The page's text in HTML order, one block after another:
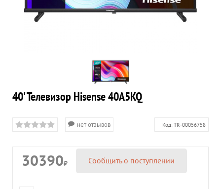
40' Телевизор Hisense 40A5KQ
нет отзывов Код: TR-00056758
30390₽ Сообщить о поступлении